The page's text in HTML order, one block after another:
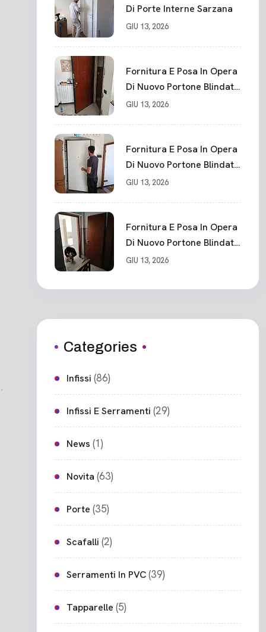
Di Porte Interne Sarzana
GIU 13, 2026
Fornitura E Posa In Opera
Di Nuovo Portone Blindato
La Spezia
GIU 13, 2026
Fornitura E Posa In Opera
Di Nuovo Portone Blindato
Classe 3 Sicurezza
GIU 13, 2026
Fornitura E Posa In Opera
Di Nuovo Portone Blindato
Ceparana
GIU 13, 2026
Categories
Infissi (86)
Infissi E Serramenti (29)
News (1)
Novita (63)
Porte (35)
Scafalli (2)
Serramenti In PVC(39)
Tapparelle (5)